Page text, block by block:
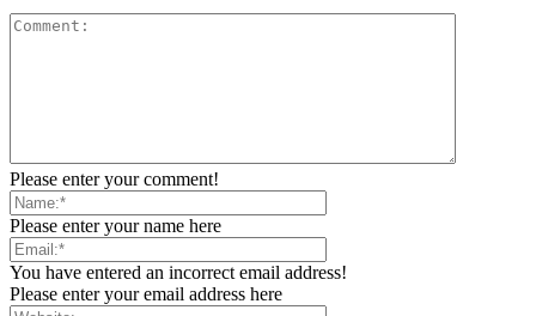
Please enter your comment!
Please enter your name here
You have entered an incorrect email address!
Please enter your email address here